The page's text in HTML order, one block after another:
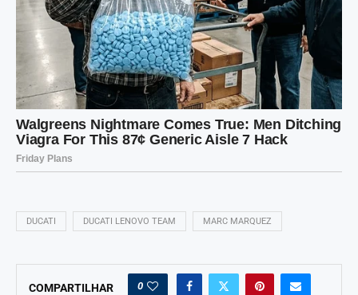
DUCATI DUCATI LENOVO TEAM MARC MARQUEZ
COMPARTILHAR 0